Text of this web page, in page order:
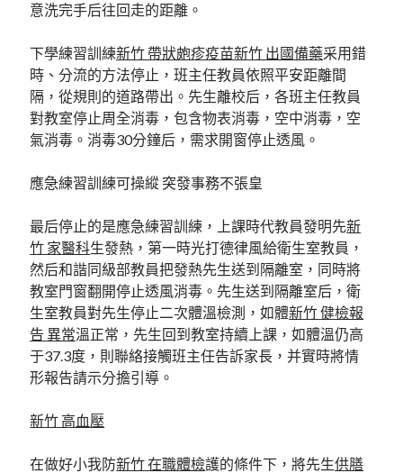
意洗完手后往回走的距離。
下學練習訓練新竹 帶狀皰疹疫苗新竹 出國備藥采用錯
時、分流的方法停止，班主任教員依照平安距離間
隔，從規則的道路帶出。先生離校后，各班主任教員
對教室停止周全消毒，包含物表消毒，空中消毒，空
氣消毒。消毒30分鐘后，需求開窗停止透風。
應急練習訓練可操縱 突發事務不張皇
最后停止的是應急練習訓練，上課時代教員發明先新
竹 家醫科生發熱，第一時光打德律風給衛生室教員，
然后和諧同級部教員把發熱先生送到隔離室，同時將
教室門窗翻開停止透風消毒。先生送到隔離室后，衛
生室教員對先生停止二次體溫檢測，如體新竹 健檢報
告 異常溫正常，先生回到教室持續上課，如體溫仍高
于37.3度，則聯絡接觸班主任告訴家長，并實時將情
形報告請示分擔引導。
新竹 高血壓
在做好小我防新竹 在職體檢護的條件下，將先生供膳